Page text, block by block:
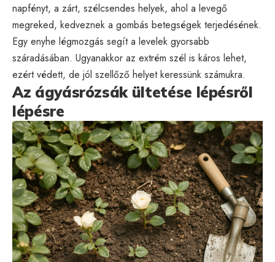
napfényt, a zárt, szélcsendes helyek, ahol a levegő
megreked, kedveznek a gombás betegségek terjedésének.
Egy enyhe légmozgás segít a levelek gyorsabb
száradásában. Ugyanakkor az extrém szél is káros lehet,
ezért védett, de jól szellőző helyet keressünk számukra.
Az ágyásrózsák ültetése lépésről
lépésre